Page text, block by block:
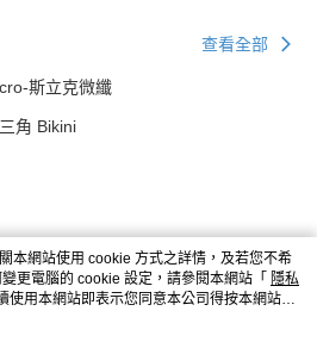
查看全部
斯立克微纖
角 Bikini
本網站使用 cookie 方式之詳情，及若您不希
更電腦的 cookie 設定，請參閱本網站「 隱私
使用本網站即表示您同意本公司得按本網站使